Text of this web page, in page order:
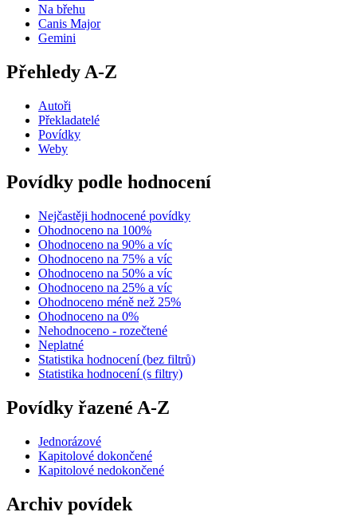
Na břehu
Canis Major
Gemini
Přehledy A-Z
Autoři
Překladatelé
Povídky
Weby
Povídky podle hodnocení
Nejčastěji hodnocené povídky
Ohodnoceno na 100%
Ohodnoceno na 90% a víc
Ohodnoceno na 75% a víc
Ohodnoceno na 50% a víc
Ohodnoceno na 25% a víc
Ohodnoceno méně než 25%
Ohodnoceno na 0%
Nehodnoceno - rozečtené
Neplatné
Statistika hodnocení (bez filtrů)
Statistika hodnocení (s filtry)
Povídky řazené A-Z
Jednorázové
Kapitolové dokončené
Kapitolové nedokončené
Archiv povídek